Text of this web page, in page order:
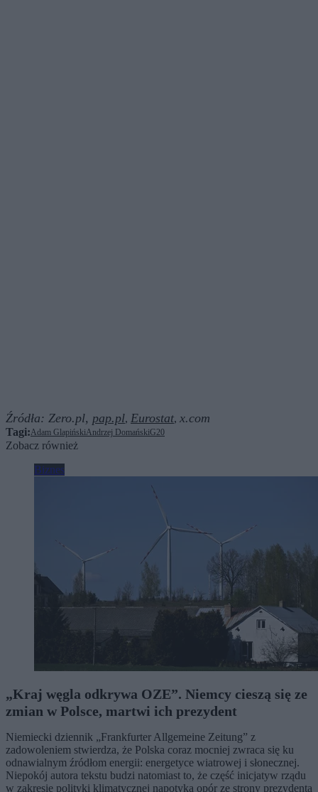
Źródła: Zero.pl, pap.pl, Eurostat, x.com
Tagi:Adam GlapińskiAndrzej DomańskiG20
Zobacz również
Biznes
„Kraj węgla odkrywa OZE”. Niemcy cieszą się ze
zmian w Polsce, martwi ich prezydent
Niemiecki dziennik „Frankfurter Allgemeine Zeitung” z
zadowoleniem stwierdza, że Polska coraz mocniej zwraca się ku
odnawialnym źródłom energii: energetyce wiatrowej i słonecznej.
Niepokój autora tekstu budzi natomiast to, że część inicjatyw rządu
w zakresie polityki klimatycznej napotyka opór ze strony prezydenta